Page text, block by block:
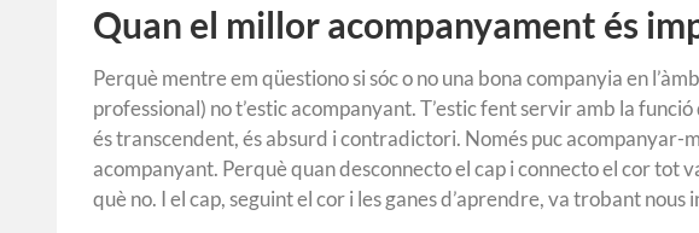
Quan el millor acompanyament és
Perquè mentre em qüestiono si sóc o no una bona companyia en
professional) no t’estic acompanyant. T’estic fent servir amb la
és transcendent, és absurd i contradictori. Només puc acompanyar-
acompanyant. Perquè quan desconnecto el cap i connecto el cor tot
què no. I el cap, seguint el cor i les ganes d’aprendre, va trobant